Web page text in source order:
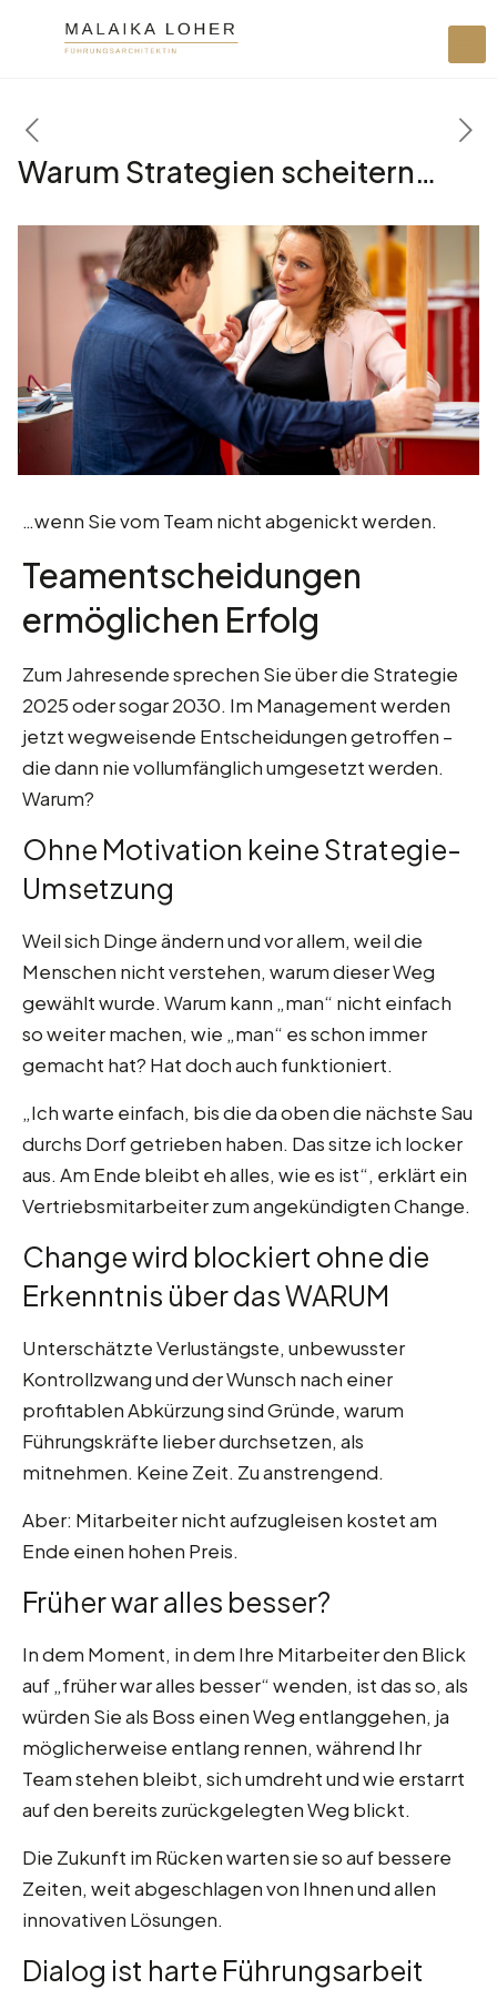
Warum Strategien scheitern…
…wenn Sie vom Team nicht abgenickt werden.
Teamentscheidungen
ermöglichen Erfolg
Zum Jahresende sprechen Sie über die Strategie
2025 oder sogar 2030. Im Management werden
jetzt wegweisende Entscheidungen getroffen –
die dann nie vollumfänglich umgesetzt werden.
Warum?
Ohne Motivation keine Strategie-
Umsetzung
Weil sich Dinge ändern und vor allem, weil die
Menschen nicht verstehen, warum dieser Weg
gewählt wurde. Warum kann „man“ nicht einfach
so weiter machen, wie „man“ es schon immer
gemacht hat? Hat doch auch funktioniert.
„Ich warte einfach, bis die da oben die nächste Sau
durchs Dorf getrieben haben. Das sitze ich locker
aus. Am Ende bleibt eh alles, wie es ist“, erklärt ein
Vertriebsmitarbeiter zum angekündigten Change.
Change wird blockiert ohne die
Erkenntnis über das WARUM
Unterschätzte Verlustängste, unbewusster
Kontrollzwang und der Wunsch nach einer
profitablen Abkürzung sind Gründe, warum
Führungskräfte lieber durchsetzen, als
mitnehmen. Keine Zeit. Zu anstrengend.
Aber: Mitarbeiter nicht aufzugleisen kostet am
Ende einen hohen Preis.
Früher war alles besser?
In dem Moment, in dem Ihre Mitarbeiter den Blick
auf „früher war alles besser“ wenden, ist das so, als
würden Sie als Boss einen Weg entlanggehen, ja
möglicherweise entlang rennen, während Ihr
Team stehen bleibt, sich umdreht und wie erstarrt
auf den bereits zurückgelegten Weg blickt.
Die Zukunft im Rücken warten sie so auf bessere
Zeiten, weit abgeschlagen von Ihnen und allen
innovativen Lösungen.
Dialog ist harte Führungsarbeit